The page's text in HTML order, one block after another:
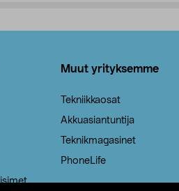
Muut yrityksemme
Tekniikkaosat
Akkuasiantuntija
Teknikmagasinet
PhoneLife